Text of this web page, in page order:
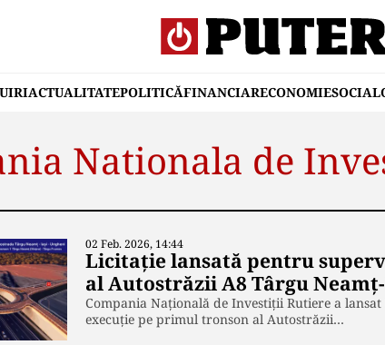
ACTUALITATEPOLITICĂFINANCIARECONOMIESOCIAL
Nationala de
02 Feb. 2026, 14:44
Licitație lansată pentru
al Autostrăzii A8 Târgu
Compania Națională de Investiții Rutiere a
execuție pe primul tronson al Autostrăzii…